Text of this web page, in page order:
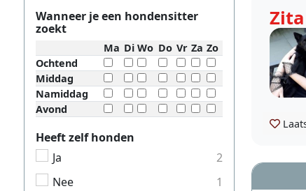
Zita
Wanneer je een hondensitter
zoekt
Ma Di Wo Do Vr Za Zo
Ochtend
Middag
Namiddag
Avond
Heeft zelf honden
Ja
2
Nee
1